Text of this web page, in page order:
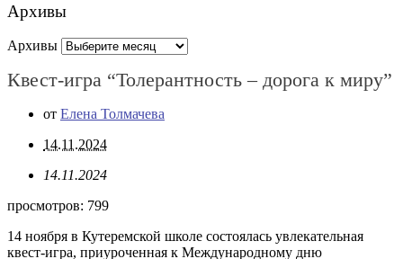
Архивы
Архивы
Квест-игра “Толерантность – дорога к миру”
от Елена Толмачева
14.11.2024
14.11.2024
просмотров: 799
14 ноября в Кутеремской школе состоялась увлекательная
квест-игра, приуроченная к Международному дню